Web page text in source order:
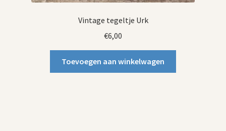
Vintage tegeltje Urk
€6,00
Toevoegen aan winkelwagen